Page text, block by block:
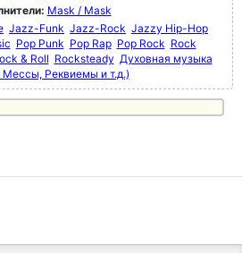
Mask / Mask
Jazz-Funk Jazz-Rock Jazzy Hip-Hop
Pop Punk Pop Rap Pop Rock Rock
& Roll Rocksteady Духовная музыка
Мессы, Реквиемы и т.д.)